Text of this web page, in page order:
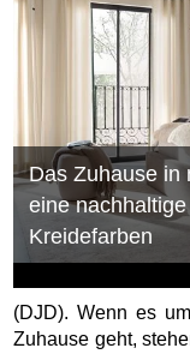
Das Zuhause in
eine
Kreidefarben
(DJD). Wenn es
Zuhause geht,